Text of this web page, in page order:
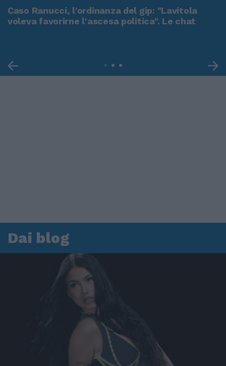
Caso Ranucci, l'ordinanza del gip: "Lavitola
voleva favorirne l'ascesa politica". Le chat
Dai blog